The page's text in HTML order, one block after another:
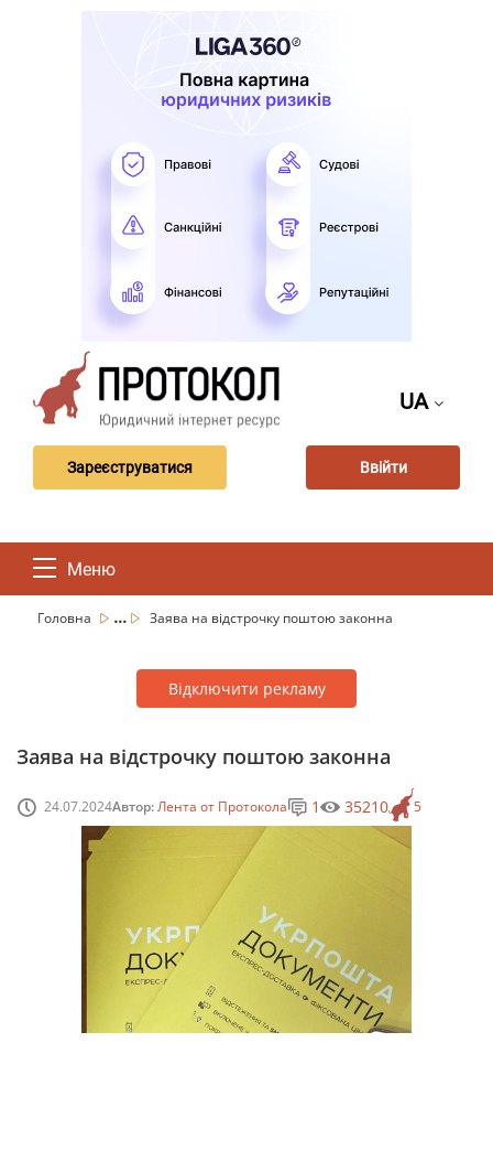
UA
Зареєструватися Ввійти
Меню
Головна ... Заява на відстрочку поштою законна
Відключити рекламу
Заява на відстрочку поштою законна
24.07.2024Автор:Лента от Протокола 5
1 35210